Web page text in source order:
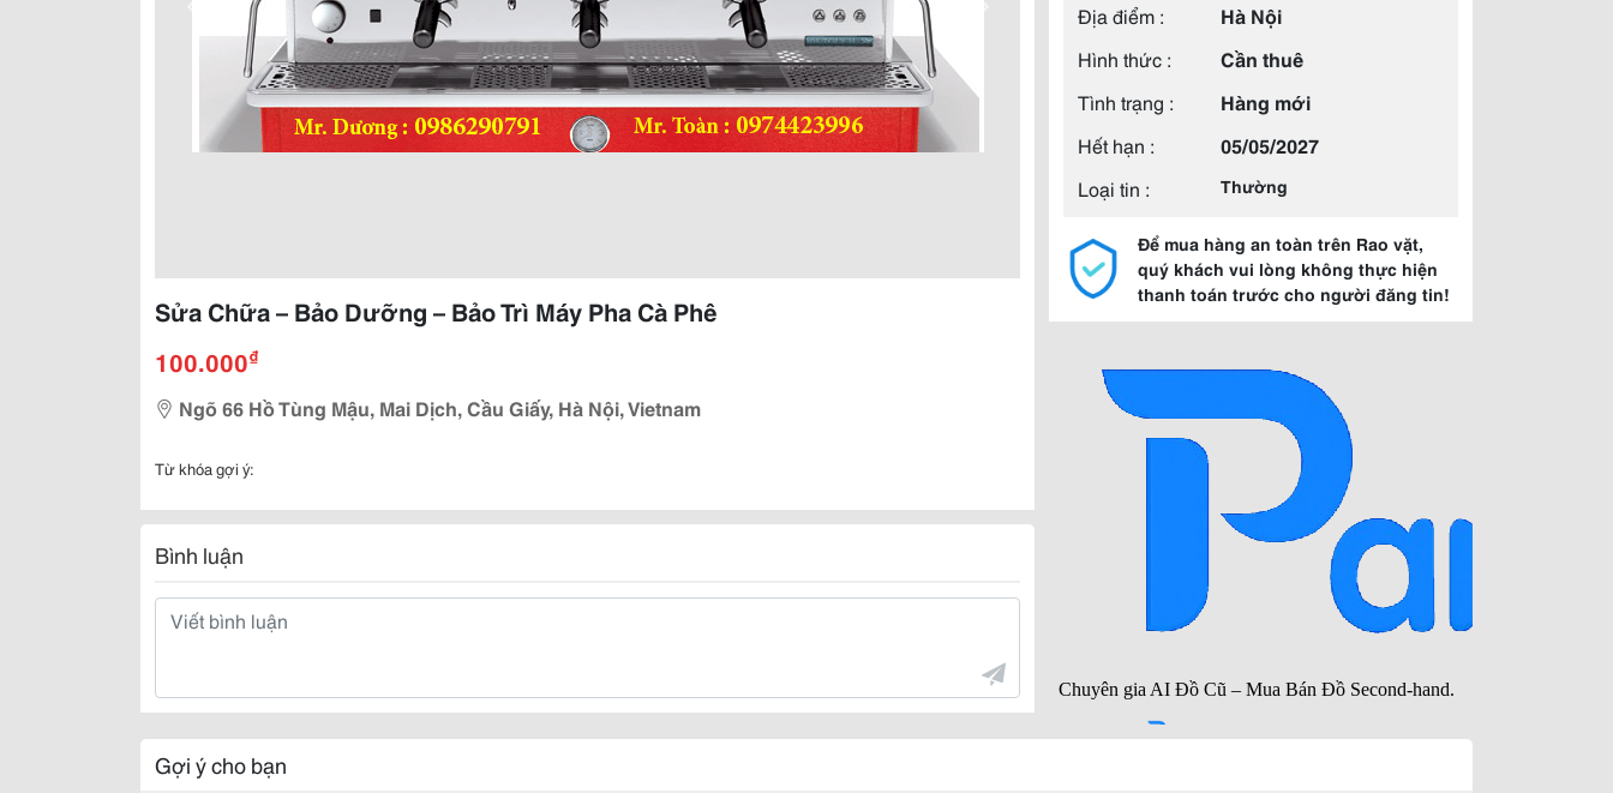
Sửa Chữa – Bảo Dưỡng – Bảo Trì Máy Pha Cà Phê
100.000₫
Ngõ 66 Hồ Tùng Mậu, Mai Dịch, Cầu Giấy, Hà Nội, Vietnam
Từ khóa gợi ý:
Bình luận
Địa điểm :
Hà Nội
Hình thức :
Cần thuê
Tình trạng :
Hàng mới
Hết hạn :
05/05/2027
Loại tin :
Thường
Để mua hàng an toàn trên Rao vặt,
quý khách vui lòng không thực hiện
thanh toán trước cho người đăng tin!
Gợi ý cho bạn